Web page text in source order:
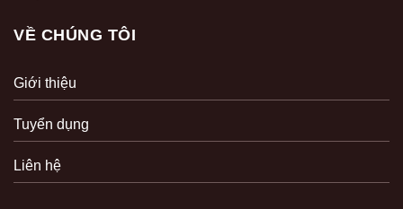
VỀ CHÚNG TÔI
Giới thiệu
Tuyển dụng
Liên hệ